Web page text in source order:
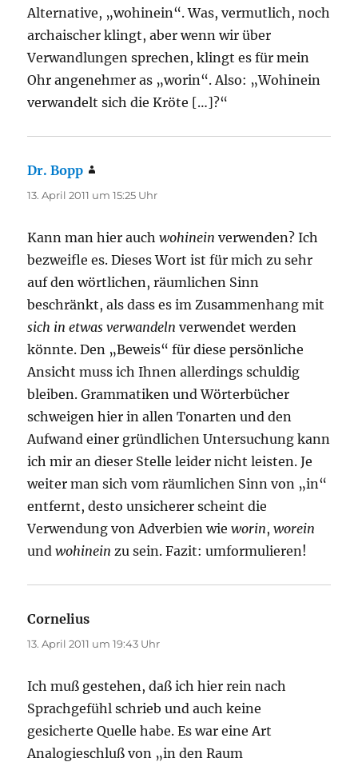
Alternative, „wohinein“. Was, vermutlich, noch
archaischer klingt, aber wenn wir über
Verwandlungen sprechen, klingt es für mein
Ohr angenehmer as „worin“. Also: „Wohinein
verwandelt sich die Kröte […]?“
Dr. Bopp
13. April 2011 um 15:25 Uhr
Kann man hier auchwohinein verwenden? Ich
bezweifle es. Dieses Wort ist für mich zu sehr
auf den wörtlichen, räumlichen Sinn
beschränkt, als dass es im Zusammenhang mit
sich in etwas verwandeln verwendet werden
könnte. Den „Beweis“ für diese persönliche
Ansicht muss ich Ihnen allerdings schuldig
bleiben. Grammatiken und Wörterbücher
schweigen hier in allen Tonarten und den
Aufwand einer gründlichen Untersuchung kann
ich mir an dieser Stelle leider nicht leisten. Je
weiter man sich vom räumlichen Sinn von „in“
entfernt, desto unsicherer scheint die
Verwendung von Adverbien wieworin,worein
undwohinein zu sein. Fazit: umformulieren!
Cornelius
13. April 2011 um 19:43 Uhr
Ich muß gestehen, daß ich hier rein nach
Sprachgefühl schrieb und auch keine
gesicherte Quelle habe. Es war eine Art
Analogieschluß von „in den Raum